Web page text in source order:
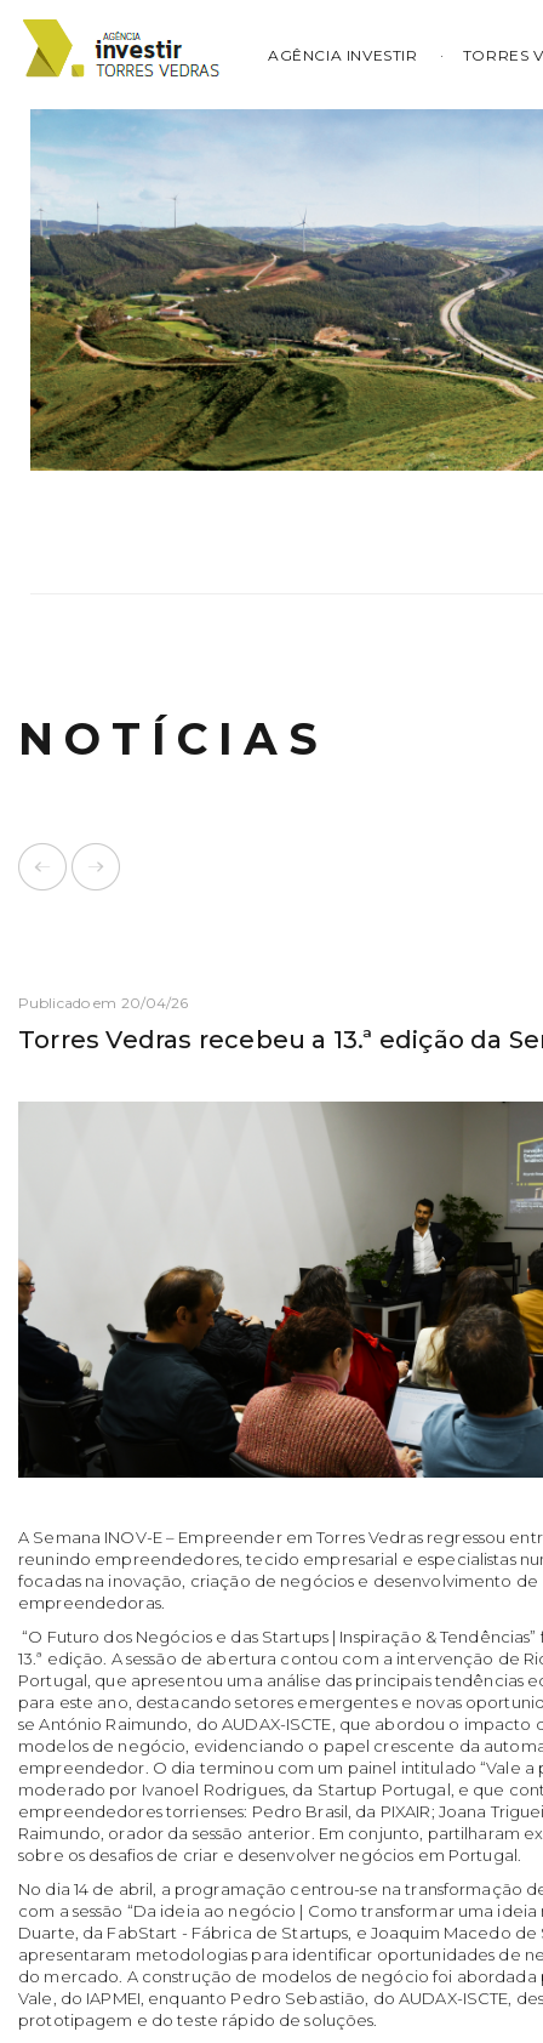
AGÊNCIA INVESTIR TORRES
NOTÍCIAS
Publicado em 20/04/26
Torres Vedras recebeu a 13.ª edição da
A Semana INOV-E – Empreender em Torres Vedras regressou
reunindo empreendedores, tecido empresarial e especialistas
focadas na inovação, criação de negócios e desenvolvimento
empreendedoras.
“O Futuro dos Negócios e das Startups | Inspiração &
13.ª edição. A sessão de abertura contou com a intervenção de
Portugal, que apresentou uma análise das principais tendências
para este ano, destacando setores emergentes e novas
se António Raimundo, do AUDAX-ISCTE, que abordou o impacto
modelos de negócio, evidenciando o papel crescente da
empreendedor. O dia terminou com um painel intitulado “Vale a
moderado por Ivanoel Rodrigues, da Startup Portugal, e que
empreendedores torrienses: Pedro Brasil, da PIXAIR; Joana
Raimundo, orador da sessão anterior. Em conjunto, partilharam
sobre os desafios de criar e desenvolver negócios em Portugal.
No dia 14 de abril, a programação centrou-se na transformação
com a sessão “Da ideia ao negócio | Como transformar uma
Duarte, da FabStart - Fábrica de Startups, e Joaquim Macedo de
apresentaram metodologias para identificar oportunidades de
do mercado. A construção de modelos de negócio foi abordada
Vale, do IAPMEI, enquanto Pedro Sebastião, do AUDAX-ISCTE,
prototipagem e do teste rápido de soluções.